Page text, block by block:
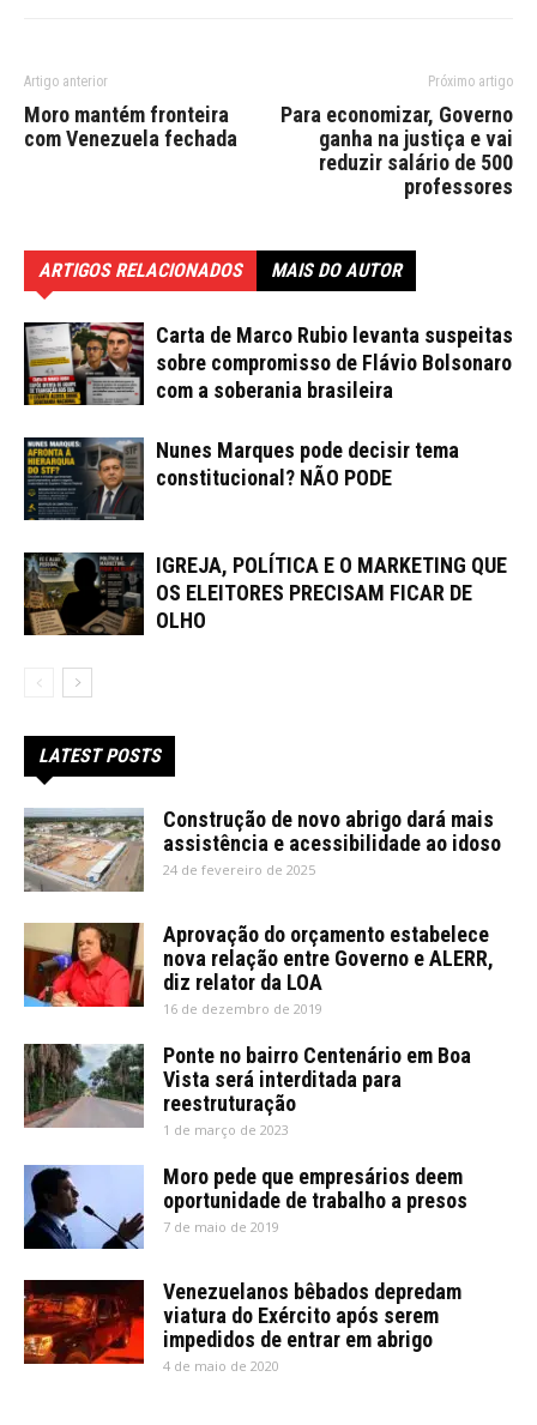
Artigo anterior
Moro mantém fronteira
com Venezuela fechada
Próximo artigo
Para economizar, Governo
ganha na justiça e vai
reduzir salário de 500
professores
ARTIGOS RELACIONADOS MAIS DO AUTOR
Carta de Marco Rubio levanta suspeitas
sobre compromisso de Flávio Bolsonaro
com a soberania brasileira
Nunes Marques pode decisir tema
constitucional? NÃO PODE
IGREJA, POLÍTICA E O MARKETING QUE
OS ELEITORES PRECISAM FICAR DE
OLHO
LATEST POSTS
Construção de novo abrigo dará mais
assistência e acessibilidade ao idoso
24 de fevereiro de 2025
Aprovação do orçamento estabelece
nova relação entre Governo e ALERR,
diz relator da LOA
16 de dezembro de 2019
Ponte no bairro Centenário em Boa
Vista será interditada para
reestruturação
1 de março de 2023
Moro pede que empresários deem
oportunidade de trabalho a presos
7 de maio de 2019
Venezuelanos bêbados depredam
viatura do Exército após serem
impedidos de entrar em abrigo
4 de maio de 2020